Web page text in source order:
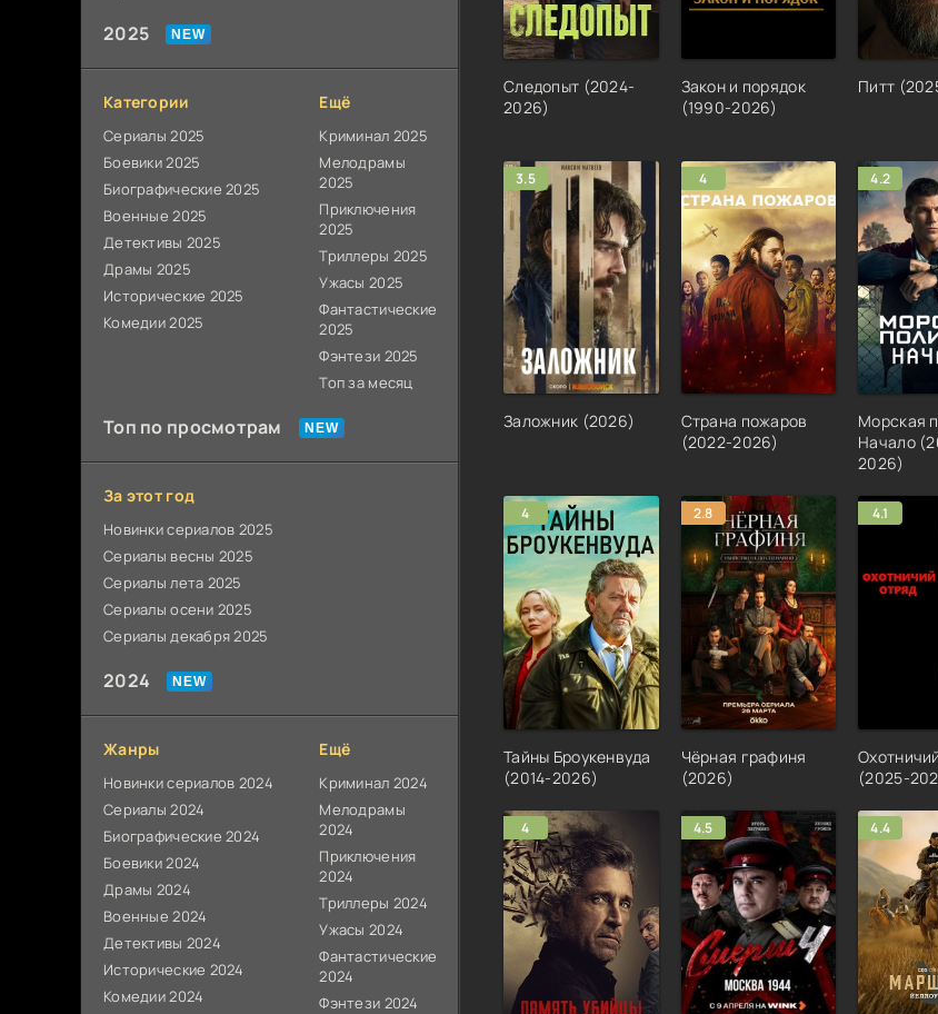
2025
Категории
Сериалы 2025
Боевики 2025
Биографические 2025
Военные 2025
Детективы 2025
Драмы 2025
Исторические 2025
Комедии 2025
Ещё
Криминал 2025
Мелодрамы
2025
Приключения
2025
Триллеры 2025
Ужасы 2025
Фантастические
2025
Фэнтези 2025
Топ за месяц
Топ по просмотрам
За этот год
Новинки сериалов 2025
Сериалы весны 2025
Сериалы лета 2025
Сериалы осени 2025
Сериалы декабря 2025
2024
Жанры
Новинки сериалов 2024
Сериалы 2024
Биографические 2024
Боевики 2024
Драмы 2024
Военные 2024
Детективы 2024
Исторические 2024
Комедии 2024
Ещё
Криминал 2024
Мелодрамы
2024
Приключения
2024
Триллеры 2024
Ужасы 2024
Фантастические
2024
Фэнтези 2024
Следопыт (2024-
2026)
Закон и порядок
(1990-2026)
Питт
3.5
Заложник (2026)
4
Страна пожаров
(2022-2026)
4.2
Морская
Начало
2026)
4
Тайны Броукенвуда
(2014-2026)
2.8
Чёрная графиня
(2026)
4.1
(2025-
4 4.5 4.4